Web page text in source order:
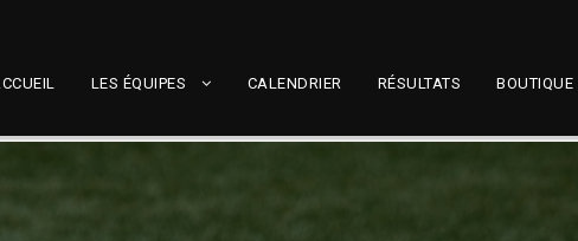
LES ÉQUIPES CALENDRIER RÉSULTATS BOUTIQUE